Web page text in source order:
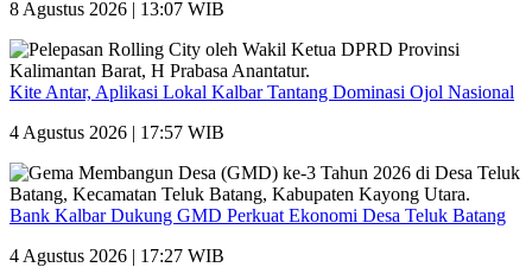
8 Agustus 2026 | 13:07 WIB
Kite Antar, Aplikasi Lokal Kalbar Tantang Dominasi Ojol Nasional
4 Agustus 2026 | 17:57 WIB
Bank Kalbar Dukung GMD Perkuat Ekonomi Desa Teluk Batang
4 Agustus 2026 | 17:27 WIB